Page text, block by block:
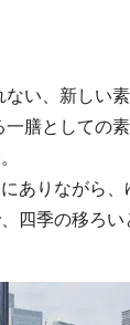
い、新しい
膳としての
ありながら
四季の移ろ